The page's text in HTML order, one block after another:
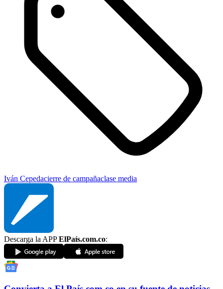
Iván Cepedacierre de campañaclase media
Descarga la APPElPaís.com.co: